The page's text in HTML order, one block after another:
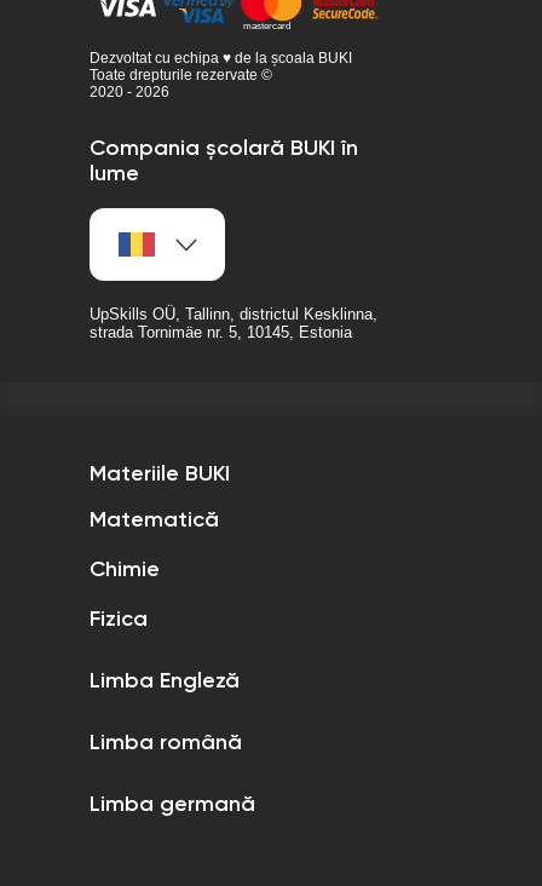
Dezvoltat cu echipa ♥ de la școala BUKI
Toate drepturile rezervate ©
2020 - 2026
Compania școlară BUKI în
lume
UpSkills OÜ, Tallinn, districtul Kesklinna,
strada Tornimäe nr. 5, 10145, Estonia
Materiile BUKI
Matematică
Chimie
Fizica
Limba Engleză
Limba română
Limba germană